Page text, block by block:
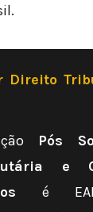
Direito
Pós
e
é